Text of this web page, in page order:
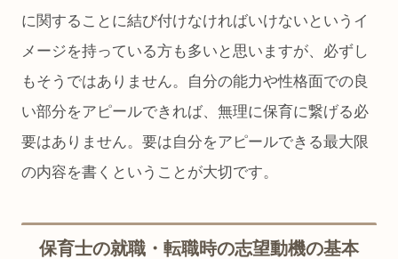
に関することに結び付けなければいけないというイ
メージを持っている方も多いと思いますが、必ずし
もそうではありません。自分の能力や性格面での良
い部分をアピールできれば、無理に保育に繋げる必
要はありません。要は自分をアピールできる最大限
の内容を書くということが大切です。
保育士の就職・転職時の志望動機の基本